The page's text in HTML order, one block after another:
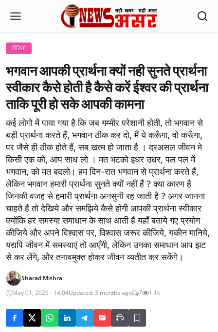
वीडियो
भगवान आपकी प्रार्थना क्यों नही सुनते प्रार्थना
स्वीकार कैसे होती है कैसे करें ईश्वर की प्रार्थना
ताकि पूरी हो सके आपकी कामना
कई लोगो में पाया गया है कि जब गम्भीर परेशानी होती, तो भगवान से
बड़ी प्रार्थना करते हैं, भगवान ठीक कर दो, मैं ये करूँगा, वो करूँगा,
पर जैसे ही ठीक होते हैं, सब खत्म हो जाता है । दरअसल जीवन मे
किसी एक को, आप साध लो । मत भटको इधर उधर, पल पल में
भगवान, को मत बदलो। हम दिन-रात भगवान से प्रार्थना करते हैं,
लेकिन भगवान हमारी प्रार्थना सुनते क्यों नहीं हैं ? क्या कारण है
जिनकी वजह से हमारी प्रार्थना अनसुनी रह जाती है ? अगर जानना
चाहते है तो देखिये और समझिये कैसे होगी आपकी प्रार्थना स्वीकार
क्योंकि हर समस्या समाधान के साथ आती है यहाँ बताये गए प्रयोग
कीजिये और अपने विश्वास पर, विश्वास जरूर कीजिये, यकीन मानिये,
यद्यपि जीवन में समस्याएं तो आएँगी, लेकिन उनका समाधान आप झट
से कर लेंगे, और तनावमुक्त होकर जीवन व्यतीत कर सकेंगे।
Sharad Mishra
May 01, 2026 - 14:04Updated: 3 months ago 7 1.1k